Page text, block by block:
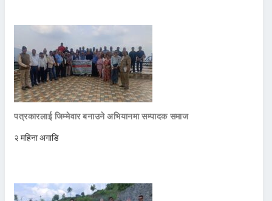
पत्रकारलाई जिम्मेवार बनाउने अभियानमा सम्पादक समाज
२ महिना अगाडि